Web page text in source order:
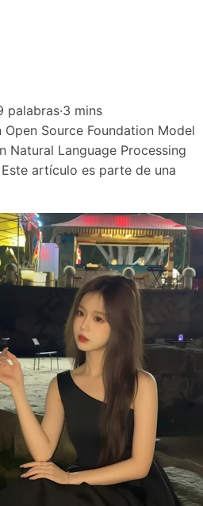
palabras·3 mins
Open Source Foundation Model
Natural Language Processing
artículo es parte de una